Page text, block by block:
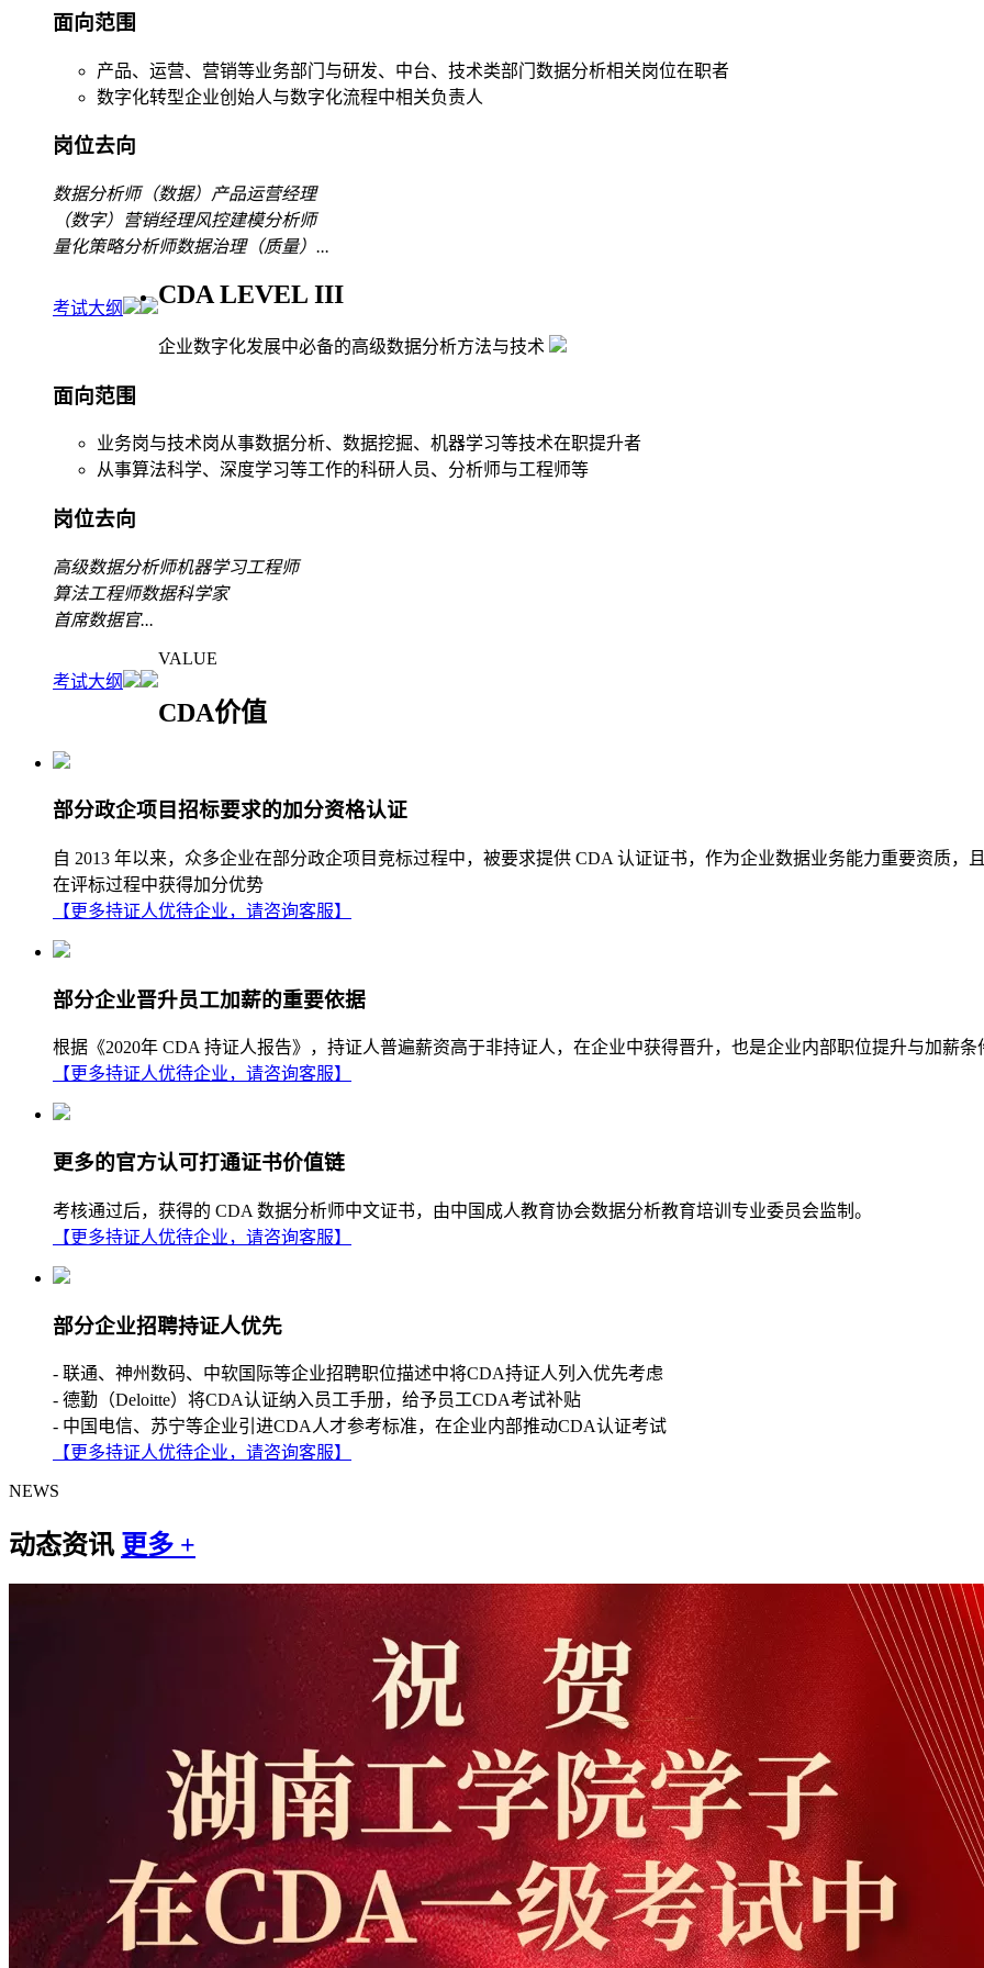
面向范围
产品、运营、营销等业务部门与研发、中台、技术类部门数据分析相关岗位在职者
数字化转型企业创始人与数字化流程中相关负责人
岗位去向
数据分析师（数据）产品运营经理
（数字）营销经理风控建模分析师
量化策略分析师数据治理（质量） ...
考试大纲 CDA LEVEL III
企业数字化发展中必备的高级数据分析方法与技术
面向范围
业务岗与技术岗从事数据分析、数据挖掘、机器学习等技术在职提升者
从事算法科学、深度学习等工作的科研人员、分析师与工程师等
岗位去向
高级数据分析师机器学习工程师
算法工程师数据科学家
首席数据官...
考试大纲
VALUE
CDA价值
部分政企项目招标要求的加分资格认证
自 2013 年以来，众多企业在部分政企项目竞标过程中，被要求提供 CDA 认证证书，作为企业数据业务能力重要资质
在评标过程中获得加分优势
【更多持证人优待企业，请咨询客服】
部分企业晋升员工加薪的重要依据
根据《2020年 CDA 持证人报告》，持证人普遍薪资高于非持证人，在企业中获得晋升，也是企业内部职位提升与加薪条
【更多持证人优待企业，请咨询客服】
更多的官方认可打通证书价值链
考核通过后，获得的 CDA 数据分析师中文证书，由中国成人教育协会数据分析教育培训专业委员会监制。
【更多持证人优待企业，请咨询客服】
部分企业招聘持证人优先
- 联通、神州数码、中软国际等企业招聘职位描述中将CDA持证人列入优先考虑
- 德勤（Deloitte）将CDA认证纳入员工手册，给予员工CDA考试补贴
- 中国电信、苏宁等企业引进CDA人才参考标准，在企业内部推动CDA认证考试
【更多持证人优待企业，请咨询客服】
NEWS
动态资讯 更多 +